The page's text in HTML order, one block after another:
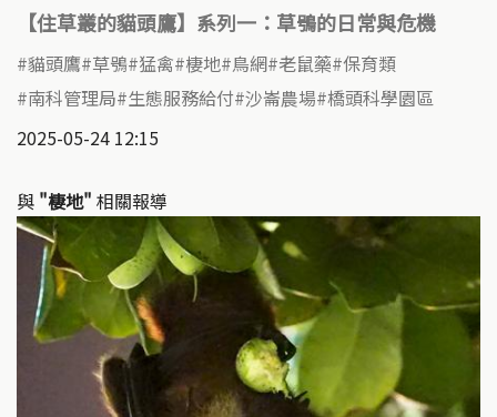
【住草叢的貓頭鷹】系列一：草鴞的日常與危機
貓頭鷹 草鴞 猛禽 棲地 鳥網 老鼠藥 保育類
南科管理局 生態服務給付 沙崙農場 橋頭科學園區
2025-05-24 12:15
與 "棲地" 相關報導